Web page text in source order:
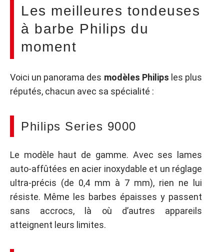
Les meilleures tondeuses
à barbe Philips du
moment
Voici un panorama des modèles Philips les plus
réputés, chacun avec sa spécialité :
Philips Series 9000
Le modèle haut de gamme. Avec ses lames
auto-affûtées en acier inoxydable et un réglage
ultra-précis (de 0,4 mm à 7 mm), rien ne lui
résiste. Même les barbes épaisses y passent
sans accrocs, là où d’autres appareils
atteignent leurs limites.